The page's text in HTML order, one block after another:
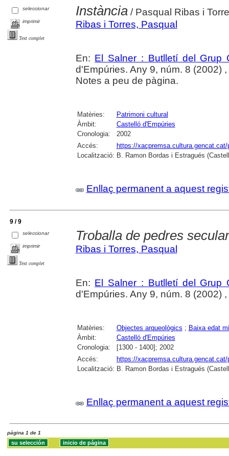
seleccionar
imprimir
Text complet
Instància/ Pasqual Ribas i
Ribas i Torres, Pasqual
En: El Salner : Butlletí del Grup
d'Empúries. Any 9, núm. 8 (2002) ,
Notes a peu de pàgina.
Matèries:
Patrimoni cultural
Àmbit:
Castelló d'Empúries
Cronologia:
2002
Accés:
https://
Localització: B. Ramon Bordas i Estragués
Enllaç permanent a aquest
9 / 9
seleccionar
imprimir
Text complet
Troballa de pedres
Ribas i Torres, Pasqual
En: El Salner : Butlletí del Grup
d'Empúries. Any 9, núm. 8 (2002)
Matèries: Objectes arqueològics ; Baixa edat
Àmbit:
Castelló d'Empúries
Cronologia:
[1300 - 1400]; 2002
Accés:
https://
Localització: B. Ramon Bordas i Estragués
Enllaç permanent a aquest
página 1 de 1